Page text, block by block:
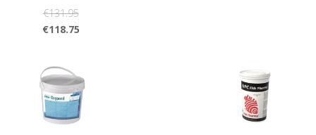
€131.95
€118.75